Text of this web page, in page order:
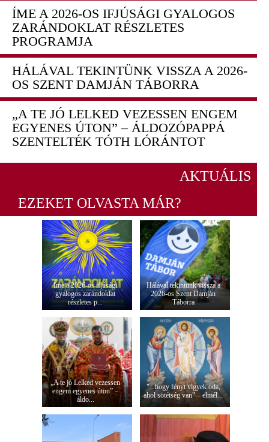
ÍME A 2026-OS IFJÚSÁGI GYALOGOS
ZARÁNDOKLAT RÉSZLETES
PROGRAMJA
HÁLÁVAL TEKINTÜNK VISSZA A 2026-
OS SZENT DAMJÁN TÁBORRA
„A TE JÓ LELKED VEZESSEN ENGEM
EGYENES ÚTON” – ÁLDOZÓPAPPÁ
SZENTELTÉK TÓTH LÓRÁNTOT
AKTUÁLIS
EZEKET OLVASTA MÁR?
Íme a 2026-os ifjúsági
gyalogos zarándoklat
részletes p...
Hálával tekintünk vissza a
2026-os Szent Damján
Táborra
„A te jó Lelked vezessen
engem egyenes úton” –
áldo...
"...hogy fényt vigyek oda,
ahol sötétség van" – elmél...